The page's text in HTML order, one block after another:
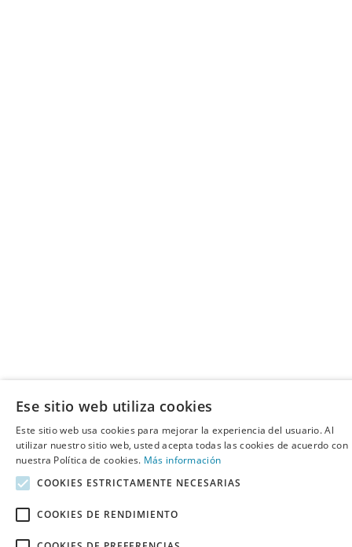
Ese sitio web utiliza cookies
Este sitio web usa cookies para mejorar la experiencia del usuario. Al
utilizar nuestro sitio web, usted acepta todas las cookies de acuerdo con
nuestra Política de cookies. Más información
COOKIES ESTRICTAMENTE NECESARIAS
COOKIES DE RENDIMIENTO